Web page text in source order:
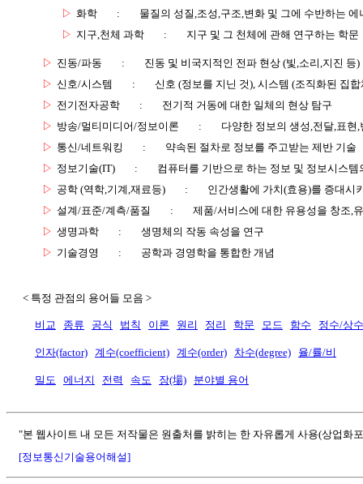
▷ 화학 :
물질의 성질,조성,구조,변화 및 그에 수반하는
▷ 지구,천체 과학 : 지구 및 그 천체에 관해 연구하는 학문
▷ 진동/파동 :
진동 및 비국지적인 전파 현상 (빛,소리,지진 등)
▷ 신호/시스템 :
신호 (정보를 지닌 것), 시스템 (조직화된 집합
▷ 전기전자공학 :
전기적 거동에 대한 일체의 현상 탐구
▷ 방송/멀티미디어/정보이론 :
다양한 정보의 생성,전달,표현
▷ 통신/네트워킹 :
약속된 절차로 정보를 주고받는 제반 기술
▷ 정보기술(IT) :
컴퓨터를 기반으로 하는 정보 및 정보시스템
▷ 공학 (역학,기계,재료등) :
인간생활에 가치(효용)를 증대시
▷ 설계/표준/계측/품질 :
제품/서비스에 대한 유용성을 창조,
▷ 생명과학 :
생명체의 작동 속성을 연구
▷ 기술경영 : 공학과 경영학을 통합한 개념
< 특정 관점의 용어들 모음 >
비교 종류 공식 법칙 이론 원리 정리 학문 모드 함수 정수/상수
인자(factor) 계수(coefficient) 계수(order) 차수(degree) 율/률/비
밀도 에너지 전력 속도 장(場) 분야별 용어
"본 웹사이트 내 모든 저작물은 원출처를 밝히는 한 자유롭게 사용(상업화
[정보통신기술용어해설]